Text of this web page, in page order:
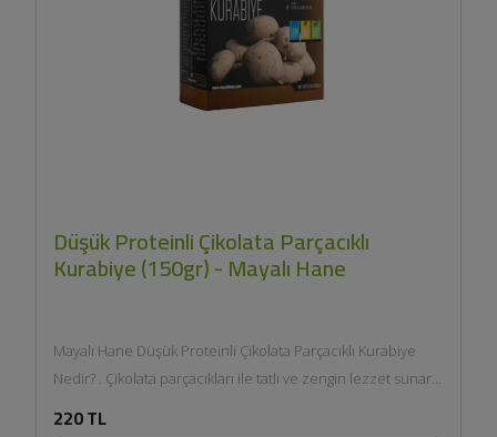
Düşük Proteinli Çikolata Parçacıklı
Kurabiye (150gr) - Mayalı Hane
Mayalı Hane Düşük Proteinli Çikolata Parçacıklı Kurabiye
Nedir? . Çikolata parçacıkları ile tatlı ve zengin lezzet sunar. .
220 TL